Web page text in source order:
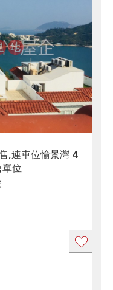
,連車位愉景灣 4
位